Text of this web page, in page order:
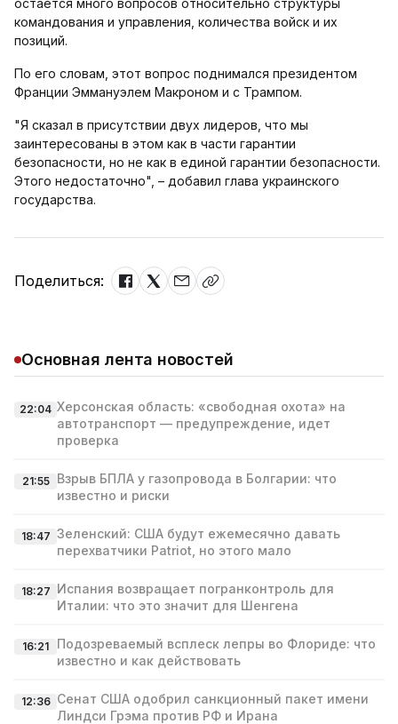
остается много вопросов относительно структуры
командования и управления, количества войск и их
позиций.
По его словам, этот вопрос поднимался президентом
Франции Эммануэлем Макроном и с Трампом.
"Я сказал в присутствии двух лидеров, что мы
заинтересованы в этом как в части гарантии
безопасности, но не как в единой гарантии безопасности.
Этого недостаточно", – добавил глава украинского
государства.
Поделиться:
Основная лента новостей
22:04 Херсонская область: «свободная охота» на
автотранспорт — предупреждение, идет
проверка
21:55
Взрыв БПЛА у газопровода в Болгарии: что
известно и риски
18:47 Зеленский: США будут ежемесячно давать
перехватчики Patriot, но этого мало
18:27 Испания возвращает погранконтроль для
Италии: что это значит для Шенгена
16:21
Подозреваемый всплеск лепры во Флориде: что
известно и как действовать
12:36 Сенат США одобрил санкционный пакет имени
Линдси Грэма против РФ и Ирана